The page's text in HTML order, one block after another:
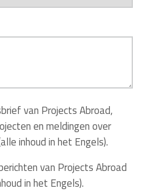
van Projects Abroad,
en meldingen over
inhoud in het Engels).
van Projects Abroad
in het Engels).